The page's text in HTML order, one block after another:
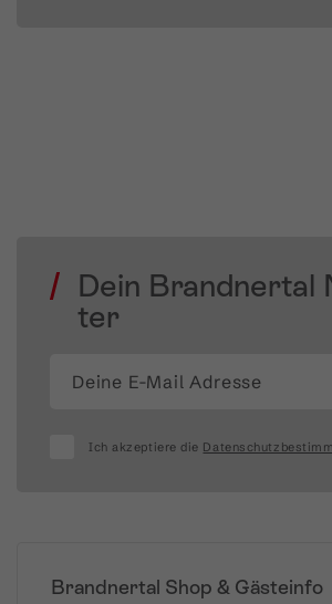
Dein Brandnertal
ter
Ich akzeptiere die
Brandnertal Shop & Gästeinfo